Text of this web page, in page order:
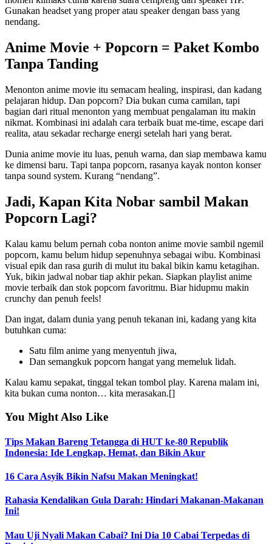
Gunakan headset yang proper atau speaker dengan bass yang
nendang.
Anime Movie + Popcorn = Paket Kombo
Tanpa Tanding
Menonton anime movie itu semacam healing, inspirasi, dan kadang
pelajaran hidup. Dan popcorn? Dia bukan cuma camilan, tapi
bagian dari ritual menonton yang membuat pengalaman itu makin
nikmat. Kombinasi ini adalah cara terbaik buat me-time, escape dari
realita, atau sekadar recharge energi setelah hari yang berat.
Dunia anime movie itu luas, penuh warna, dan siap membawa kamu
ke dimensi baru. Tapi tanpa popcorn, rasanya kayak nonton konser
tanpa sound system. Kurang “nendang”.
Jadi, Kapan Kita Nobar sambil Makan
Popcorn Lagi?
Kalau kamu belum pernah coba nonton anime movie sambil ngemil
popcorn, kamu belum hidup sepenuhnya sebagai wibu. Kombinasi
visual epik dan rasa gurih di mulut itu bakal bikin kamu ketagihan.
Yuk, bikin jadwal nobar tiap akhir pekan. Siapkan playlist anime
movie terbaik dan stok popcorn favoritmu. Biar hidupmu makin
crunchy dan penuh feels!
Dan ingat, dalam dunia yang penuh tekanan ini, kadang yang kita
butuhkan cuma:
Satu film anime yang menyentuh jiwa,
Dan semangkuk popcorn hangat yang memeluk lidah.
Kalau kamu sepakat, tinggal tekan tombol play. Karena malam ini,
kita bukan cuma nonton… kita merasakan.[]
You Might Also Like
Tips Makan Bareng Tetangga di HUT ke-80 Republik
Indonesia: Ide Lengkap, Hemat, dan Bikin Akur
16 Cara Asyik Bikin Nafsu Makan Meningkat!
Rahasia Kendalikan Gula Darah: Hindari Makanan-Makanan
Ini!
Mau Uji Nyali Makan Cabai? Ini Dia 10 Cabai Terpedas di